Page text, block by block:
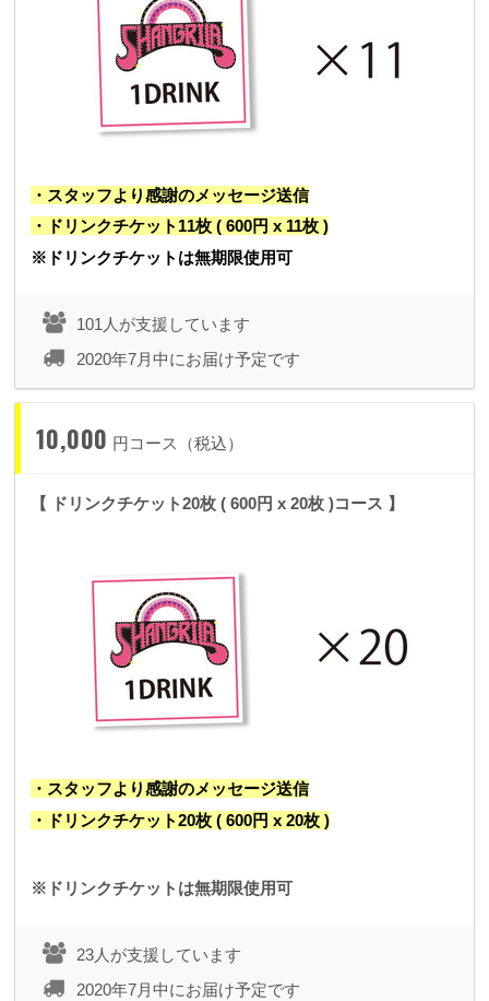
・スタッフより感謝のメッセージ送信
・ドリンクチケット11枚 ( 600円 x 11枚 )
※ドリンクチケットは無期限使用可
101人が支援しています
2020年7月中にお届け予定です
10,000 円コース（税込）
【 ドリンクチケット20枚 ( 600円 x 20枚 )コース 】
・スタッフより感謝のメッセージ送信
・ドリンクチケット20枚 ( 600円 x 20枚 )
※ドリンクチケットは無期限使用可
23人が支援しています
2020年7月中にお届け予定です